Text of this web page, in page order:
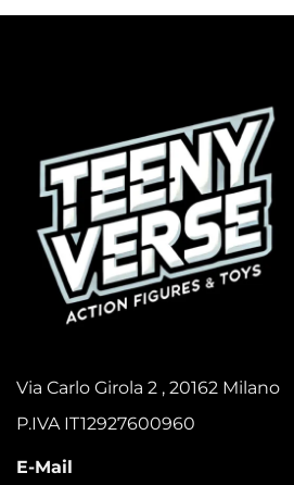
Via Carlo Girola 2 , 20162 Milano
P.IVA IT12927600960
E-Mail